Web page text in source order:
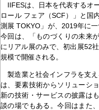
IIFESは、日本を代表するオ
ロール フェア（SCF）」と国
測展 TOKYO」が、2019年に
今回は、「ものづくりの未来
にリアル展のみで、初出展52
規模で開催される。
製造業と社会インフラを支
は、要素技術からソリューシ
新の技術・サービスの披露は
談の場でもある。今回はまた